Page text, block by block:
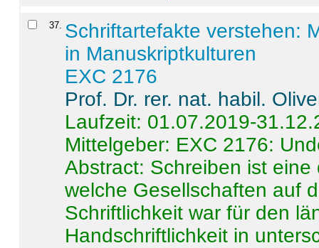
37. Schriftartefakte verstehen:
in Manuskriptkulturen
EXC 2176
Prof. Dr. rer. nat. habil.
Laufzeit: 01.07.2019-
Mittelgeber: EXC 2176:
Abstract: Schreiben ist
welche Gesellschaften auf
Schriftlichkeit war für den
Handschriftlichkeit in